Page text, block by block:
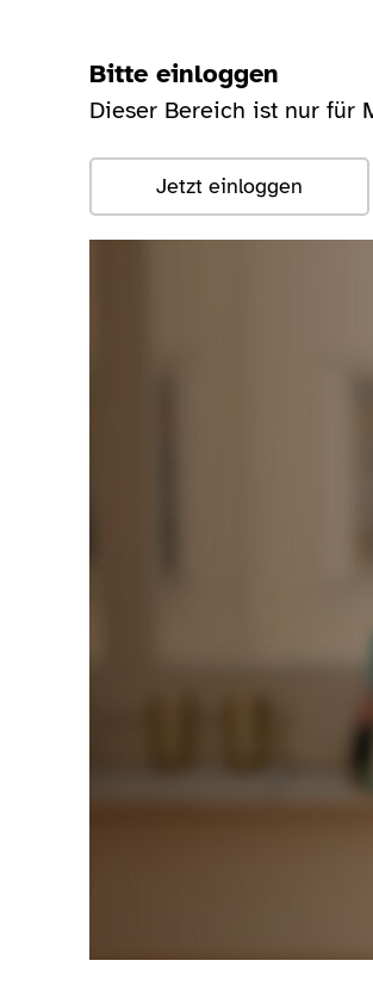
Bitte einloggen
Dieser Bereich ist nur für
Jetzt einloggen